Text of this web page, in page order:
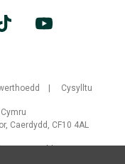
Cysylltu
Caerdydd, CF10 4AL